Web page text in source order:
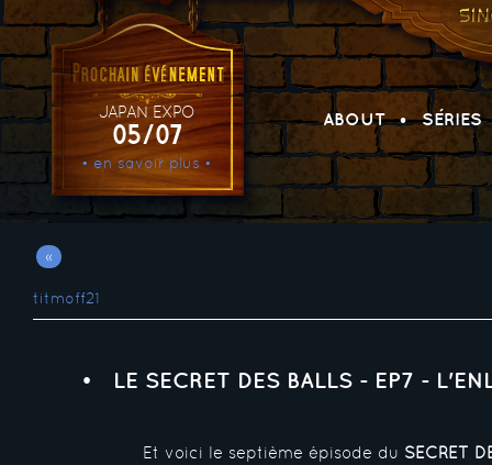
JAPAN EXPO
05/07
• en savoir plus •
ABOUT SÉRIES
«
titmoff21
LE SECRET DES BALLS - EP7 -
Et voici le septième épisode du SECRET